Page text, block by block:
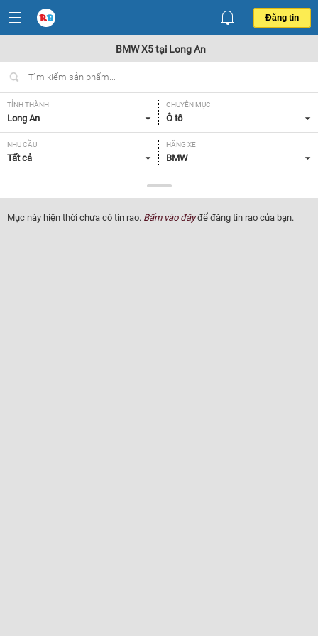
Đăng tin
BMW X5 tại Long An
TỈNH THÀNH
Long An
CHUYÊN MỤC
Ô tô
NHU CẦU
Tất cả
HÃNG XE
BMW
X5
NĂM SẢN XUẤT
Tất cả
GIÁ XE XUẤT XỨ
Mục này hiện thời chưa có tin rao. Bấm vào đâyđể đăng tin rao của bạn.